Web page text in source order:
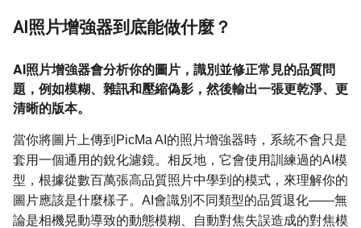
AI照片增強器到底能做什麼？
AI照片增強器會分析你的圖片，識別並修正常見的品質問
題，例如模糊、雜訊和壓縮偽影，然後輸出一張更乾淨、更
清晰的版本。
當你將圖片上傳到PicMa AI的照片增強器時，系統不會只是
套用一個通用的銳化濾鏡。相反地，它會使用訓練過的AI模
型，根據從數百萬張高品質照片中學到的模式，來理解你的
圖片應該是什麼樣子。AI會識別不同類型的品質退化——無
論是相機晃動導致的動態模糊、自動對焦失誤造成的對焦模